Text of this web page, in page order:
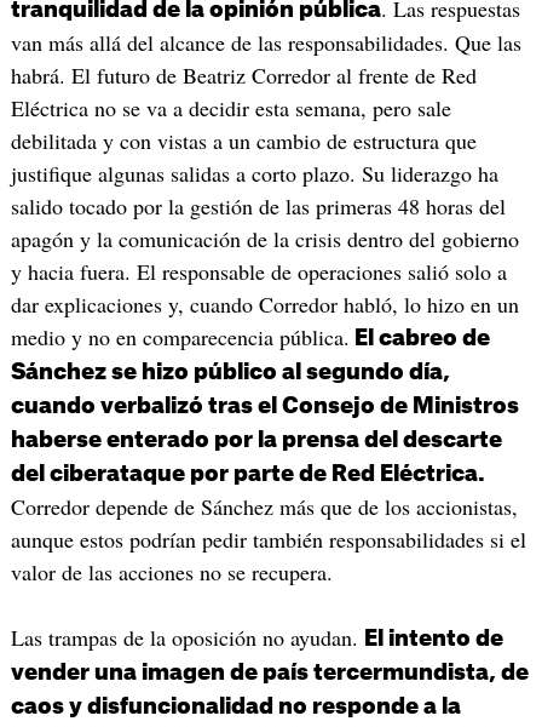
tranquilidad de la opinión pública. Las respuestas
van más allá del alcance de las responsabilidades. Que las
habrá. El futuro de Beatriz Corredor al frente de Red
Eléctrica no se va a decidir esta semana, pero sale
debilitada y con vistas a un cambio de estructura que
justifique algunas salidas a corto plazo. Su liderazgo ha
salido tocado por la gestión de las primeras 48 horas del
apagón y la comunicación de la crisis dentro del gobierno
y hacia fuera. El responsable de operaciones salió solo a
dar explicaciones y, cuando Corredor habló, lo hizo en un
medio y no en comparecencia pública. El cabreo de
Sánchez se hizo público al segundo día,
cuando verbalizó tras el Consejo de Ministros
haberse enterado por la prensa del descarte
del ciberataque por parte de Red Eléctrica.
Corredor depende de Sánchez más que de los accionistas,
aunque estos podrían pedir también responsabilidades si el
valor de las acciones no se recupera.
Las trampas de la oposición no ayudan.
El intento de
vender una imagen de país tercermundista, de
caos y disfuncionalidad no responde a la